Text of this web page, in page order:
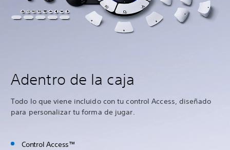
Adentro de la caja
Todo lo que viene incluido con tu control Access, diseñado
para personalizar tu forma de jugar.
Control Access™